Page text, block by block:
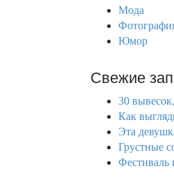
Мода
Юмор
Свежие
30
Как
Эта
Грустные
Фестиваль